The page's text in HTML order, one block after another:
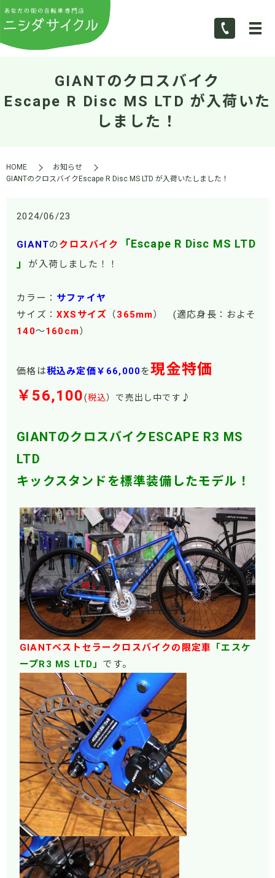
GIANTのクロスバイク
Escape R Disc MS LTD が入荷いた
しました！
HOME
お知らせ
GIANTのクロスバイクEscape R Disc MS LTD が入荷いたしました！
2024/06/23
GIANTの クロスバイク
「Escape R Disc MS LTD
」
が入荷しました！！
カラー： サファイヤ
サイズ： XXSサイズ （ 365mm） (適応身長：およそ
140～160cm）
価格は税込み定価￥66,000を現金特価
￥56,100(税込）で売出し中です ♪
GIANTのクロスバイクESCAPE R3 MS
LTD
キックスタンドを標準装備したモデル！
GIANTベストセラークロスバイクの限定車
「エスケ
ープR3 MS LTD」 です。